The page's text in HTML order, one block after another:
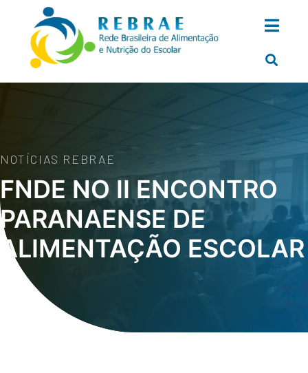
NOTÍCIAS REBRAE
FNDE NO II ENCONTRO
PARANAENSE DE
ALIMENTAÇÃO ESCOLAR